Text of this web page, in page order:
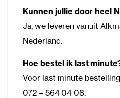
Kunnen jullie door heel
Ja, we leveren vanuit
Nederland.
Hoe bestel ik last
Voor last minute
072 – 564 04 08.